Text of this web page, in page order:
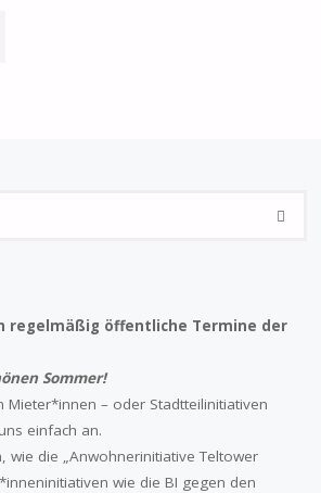
SUCHE
regelmäßig öffentliche Termine der
Sommer!
Mieter*innen – oder Stadtteilinitiativen
einfach an.
wie die „Anwohnerinitiative Teltower
wie die BI gegen den